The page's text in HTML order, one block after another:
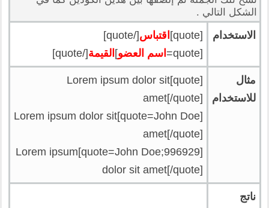
الشكل التالي .
الاستخدام [quote] اقتباس[/quote]
[quote=
اسم العضو] القيمة[/quote]
مثال
للاستخدام
[quote]Lorem ipsum dolor sit
amet[/quote]
[quote=John Doe]Lorem ipsum dolor sit
amet[/quote]
[quote=John Doe;996929]Lorem ipsum
dolor sit amet[/quote]
ناتج